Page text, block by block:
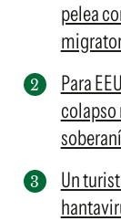
pelea
Para
colapso
Un